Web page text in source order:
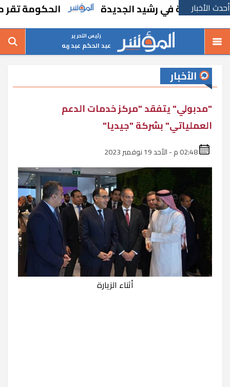
أحدث الأخبار
مدرسة في رشيد الجديدة الحكومة تقر
رئيس التحرير
عبد الحكم عبد ربه
الأخبار
"مدبولي" يتفقد "مركز خدمات الدعم
العملياتي" بشركة "جيديا"
أثناء الزيارة